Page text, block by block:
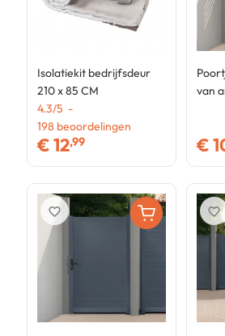
Isolatiekit bedrijfsdeur
210 x 85 CM
4.3/5 -
198 beoordelingen
€12,99
favorite_border
van
€
favorite_border